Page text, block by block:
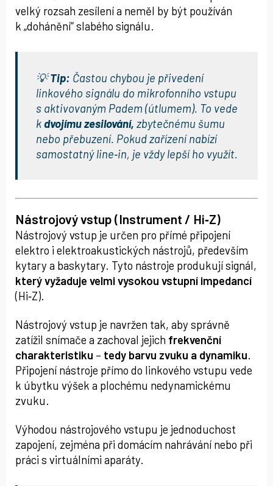
velký rozsah zesílení a neměl by být používán
k „dohánění“ slabého signálu.
💡Tip: Častou chybou je přivedení
linkového signálu do mikrofonního vstupu
s aktivovaným Padem (útlumem). To vede
k dvojímu zesilování, zbytečnému šumu
nebo přebuzení. Pokud zařízení nabízí
samostatný line‑in, je vždy lepší ho využít.
Nástrojový vstup (Instrument / Hi‑Z)
Nástrojový vstup je určen pro přímé připojení
elektro i elektroakustických nástrojů, především
kytary a baskytary. Tyto nástroje produkují signál,
který vyžaduje velmi vysokou vstupní impedancí
(Hi‑Z).
Nástrojový vstup je navržen tak, aby správně
zatížil snímače a zachoval jejich frekvenční
charakteristiku – tedy barvu zvuku a dynamiku.
Připojení nástroje přímo do linkového vstupu vede
k úbytku výšek a plochému nedynamickému
zvuku.
Výhodou nástrojového vstupu je jednoduchost
zapojení, zejména při domácím nahrávání nebo při
práci s virtuálními aparáty.